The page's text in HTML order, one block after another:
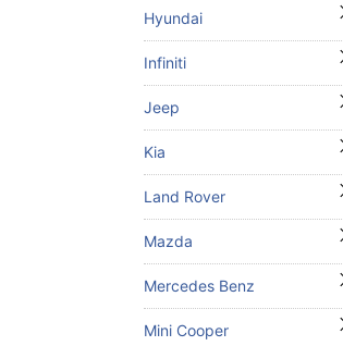
Hyundai
Infiniti
Jeep
Kia
Land Rover
Mazda
Mercedes Benz
Mini Cooper